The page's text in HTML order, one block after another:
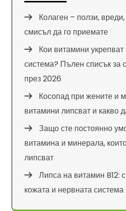
Колаген – ползи,
смисъл да го приемате
Кои витамини
система? Пълен списък за
през 2026
Косопад при жените и
витамини липсват и какво
Защо сте постоянно
витамина и минерала,
липсват
Липса на витамин B12:
кожата и нервната система